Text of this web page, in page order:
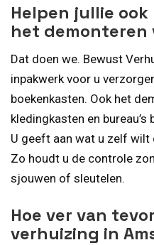
Helpen jullie
het demonteren
Dat doen we. Bewust
inpakwerk voor u
boekenkasten. Ook het
kledingkasten en
U geeft aan wat u zelf wilt
Zo houdt u de controle
sjouwen of sleutelen.
Hoe ver van
verhuizing in